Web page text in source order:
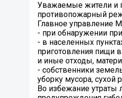
Уважаемые жители и
противопожарный
Главное управление
- при обнаружении
- в населенных
приготовления пищи
и иные отходы,
- собственники
уборку мусора, сухой
Во избежание утраты